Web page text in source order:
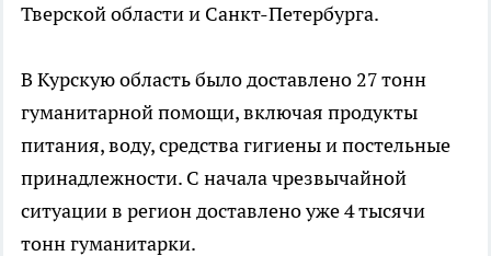
Тверской области и Санкт-Петербурга.
В Курскую область было доставлено 27 тонн
гуманитарной помощи, включая продукты
питания, воду, средства гигиены и постельные
принадлежности. С начала чрезвычайной
ситуации в регион доставлено уже 4 тысячи
тонн гуманитарки.